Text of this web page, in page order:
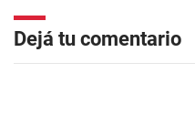
Dejá tu comentario